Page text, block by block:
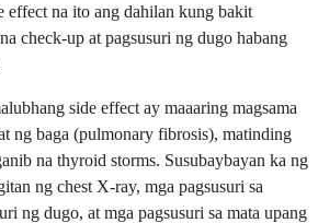
effect na ito ang dahilan kung bakit
check-up at pagsusuri ng dugo habang
side effect ay maaaring magsama
ng baga (pulmonary fibrosis), matinding
na thyroid storms. Susubaybayan ka ng
ng chest X-ray, mga pagsusuri sa
ng dugo, at mga pagsusuri sa mata upang